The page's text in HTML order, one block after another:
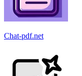
Chat-pdf.net